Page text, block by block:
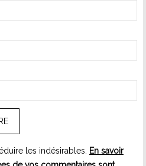
les indésirables. En savoir